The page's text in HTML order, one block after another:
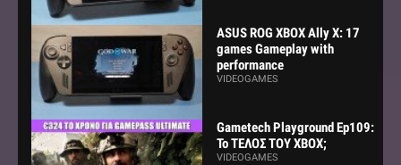
ASUS ROG XBOX Ally X: 17
games Gameplay with
performance
VIDEOGAMES
Gametech Playground Ep109:
Το ΤΕΛΟΣ ΤΟΥ ΧΒΟΧ;
VIDEOGAMES